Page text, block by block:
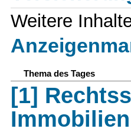
Weitere
Thema des Tages
[1]